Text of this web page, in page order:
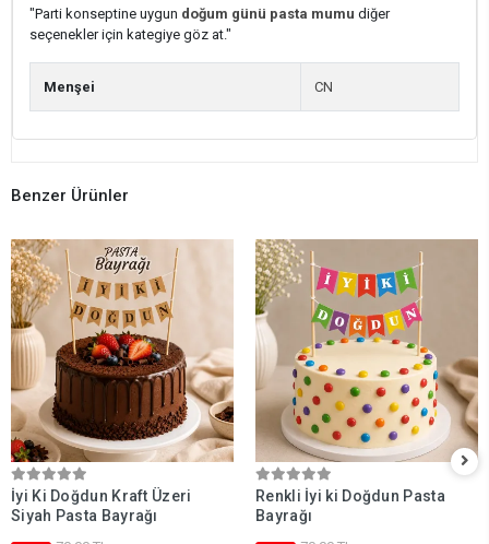
"Parti konseptine uygun doğum günü pasta mumu diğer
seçenekler için kategiye göz at."
Menşei CN
Benzer Ürünler
İyi Ki Doğdun Kraft Üzeri
Siyah Pasta Bayrağı
Renkli İyi ki Doğdun Pasta
Bayrağı